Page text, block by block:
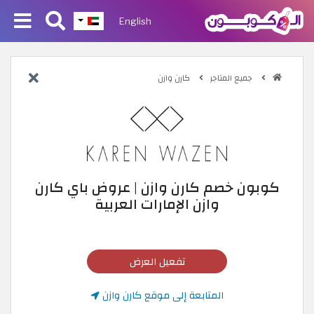
English
جميع المتاجر كارن وازن
كوبون خصم كارن وازن | عروض باي كارن
وازن الإمارات العربية
تفعيل العرض
المتابعة إلى موقع كارن وازن